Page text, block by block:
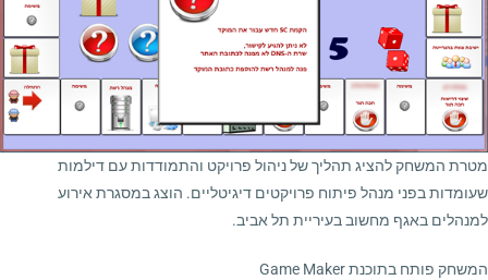
מטרת המשחק להציג תהליך של ניהול פרויקט והתמודדות עם דילמות
שעומדות בפני מנהל פיתוח פרויקטים דיגיטליים. הוצג במסגרת אירוע
למנהלים באגף מחשוב בעיריית תל אביב.
המשחק פותח בתוכנת Game Maker